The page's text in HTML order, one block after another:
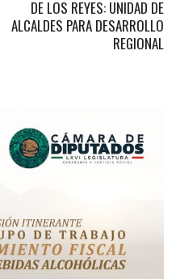
DE LOS REYES: UNIDAD DE
ALCALDES PARA DESARROLLO
REGIONAL